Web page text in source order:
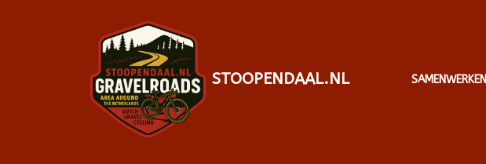
STOOPENDAAL.NL SAMENWERKEN